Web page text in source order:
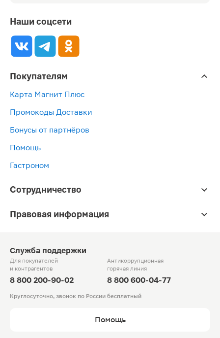
Наши соцсети
Покупателям
Карта Магнит Плюс
Промокоды Доставки
Бонусы от партнёров
Помощь
Гастроном
Сотрудничество
Правовая информация
Служба поддержки
Для покупателей
и контрагентов
8 800 200-90-02
Антикоррупционная
горячая линия
8 800 600-04-77
Круглосуточно, звонок по России бесплатный
Помощь